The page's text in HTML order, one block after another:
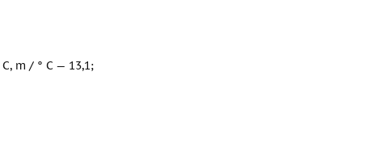
C, m / ° C — 13,1;